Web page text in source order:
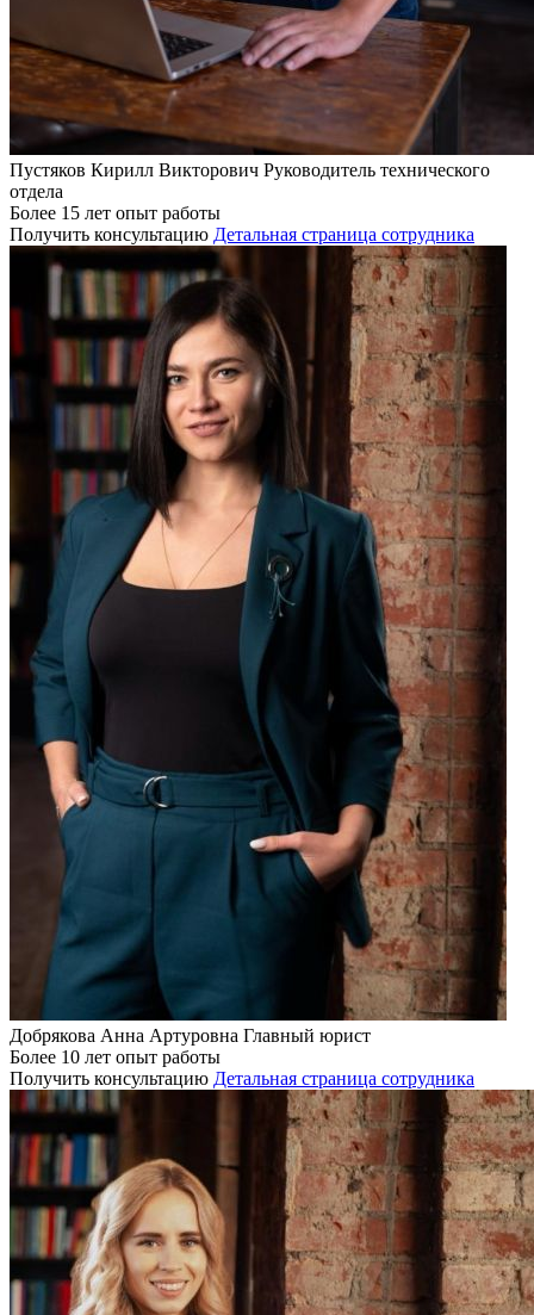
Пустяков Кирилл Викторович Руководитель технического
отдела
Более 15 лет опыт работы
Получить консультацию Детальная страница сотрудника
Добрякова Анна Артуровна Главный юрист
Более 10 лет опыт работы
Получить консультацию Детальная страница сотрудника